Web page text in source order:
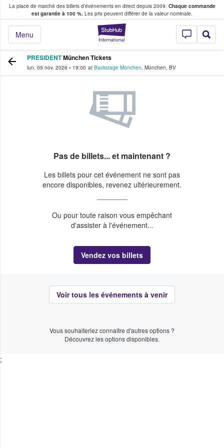
La place de marché des billets d’événements en direct depuis 2009. Chaque commande
est garantie à 100 %. Les prix peuvent différer de la valeur nominale.
StubHub - Où
Menu
fans achètent et vendent des billets
PRESIDENTMünchen Tickets
lun. 09 nov. 2026 • 19:00 at Backstage München, München, BV
Pas de billets... et maintenant ?
Les billets pour cet événement ne sont pas
encore disponibles, revenez ultérieurement.
Ou pour toute raison vous empêchant
d'assister à l'événement...
Vendez vos billets
Voir tous les événements à venir
Vous souhaiteriez connaître d'autres options ?
Découvrez les options disponibles.
;